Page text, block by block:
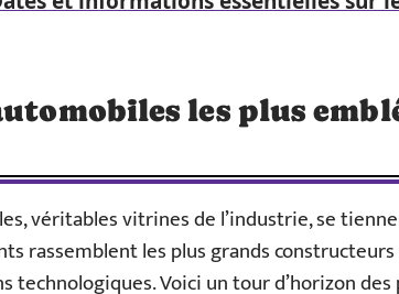
les plus
véritables vitrines de l’industrie, se
rassemblent les plus grands
technologiques. Voici un tour d’horizon